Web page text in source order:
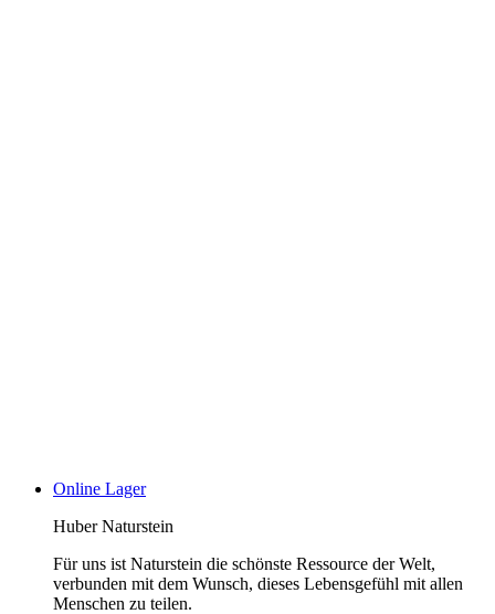
Online Lager
Huber Naturstein
Für uns ist Naturstein die schönste Ressource der Welt,
verbunden mit dem Wunsch, dieses Lebensgefühl mit allen
Menschen zu teilen.